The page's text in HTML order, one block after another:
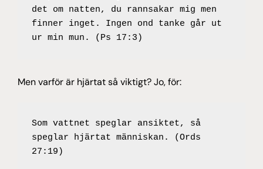
det om natten, du rannsakar mig men
finner inget. Ingen ond tanke går ut
ur min mun. (Ps 17:3)
Men varför är hjärtat så viktigt? Jo, för:
Som vattnet speglar ansiktet, så
speglar hjärtat människan. (Ords
27:19)